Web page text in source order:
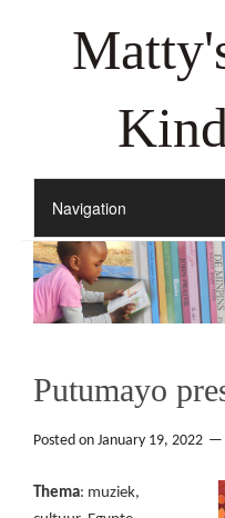
Putumayo
Posted on January 19, 2022
Thema: muziek,